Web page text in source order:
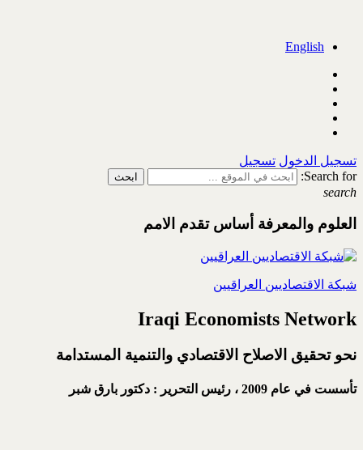
English
تسجيل الدخول تسجيل
Search for:
search
العلوم والمعرفة أساس تقدم الامم
شبكة الاقتصاديين العراقيين
Iraqi Economists Network
نحو تحقيق الاصلاح الاقتصادي والتنمية المستدامة
تأسست في عام 2009 ، رئيس التحرير : دكتور بارق شبر